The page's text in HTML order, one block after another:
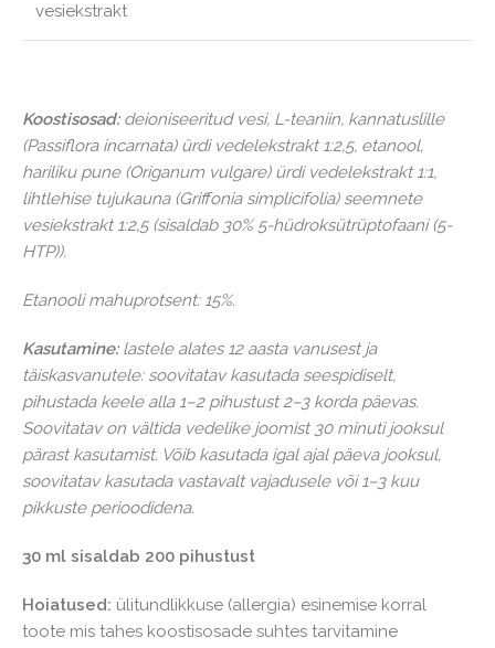
vesiekstrakt
Koostisosad:deioniseeritud vesi, L-teaniin, kannatuslille
(Passiflora incarnata) ürdi vedelekstrakt 1:2,5, etanool,
hariliku pune (Origanum vulgare) ürdi vedelekstrakt 1:1,
lihtlehise tujukauna (Griffonia simplicifolia) seemnete
vesiekstrakt 1:2,5 (sisaldab 30% 5-hüdroksütrüptofaani (5-
HTP)).
Etanooli mahuprotsent: 15%.
Kasutamine:lastele alates 12 aasta vanusest ja
täiskasvanutele: soovitatav kasutada seespidiselt,
pihustada keele alla 1–2 pihustust 2–3 korda päevas.
Soovitatav on vältida vedelike joomist 30 minuti jooksul
pärast kasutamist. Võib kasutada igal ajal päeva jooksul,
soovitatav kasutada vastavalt vajadusele või 1–3 kuu
pikkuste perioodidena.
30 ml sisaldab 200 pihustust
Hoiatused: ülitundlikkuse (allergia) esinemise korral
toote mis tahes koostisosade suhtes tarvitamine